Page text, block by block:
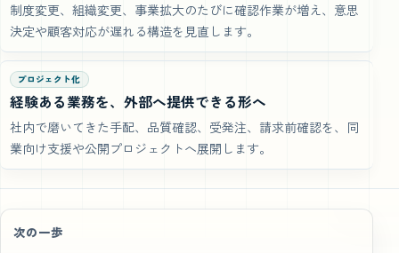
制度変更、組織変更、事業拡大のたびに確認作業が増え、意思
決定や顧客対応が遅れる構造を見直します。
プロジェクト化
経験ある業務を、外部へ提供できる形へ
社内で磨いてきた手配、品質確認、受発注、請求前確認を、同
業向け支援や公開プロジェクトへ展開します。
次の一歩